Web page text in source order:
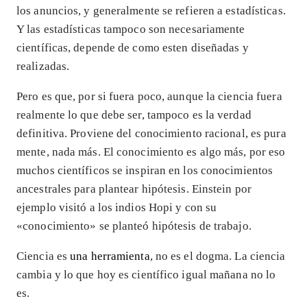
los anuncios, y generalmente se refieren a estadísticas.
Y las estadísticas tampoco son necesariamente
científicas, depende de como esten diseñadas y
realizadas.
Pero es que, por si fuera poco, aunque la ciencia fuera
realmente lo que debe ser, tampoco es la verdad
definitiva. Proviene del conocimiento racional, es pura
mente, nada más. El conocimiento es algo más, por eso
muchos científicos se inspiran en los conocimientos
ancestrales para plantear hipótesis. Einstein por
ejemplo visitó a los indios Hopi y con su
«conocimiento» se planteó hipótesis de trabajo.
Ciencia esuna herramienta, no es el dogma. La ciencia
cambia y lo que hoy es científico igual mañana no lo
es.